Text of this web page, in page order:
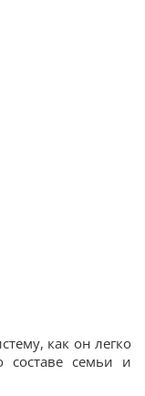
как он легко
семьи и